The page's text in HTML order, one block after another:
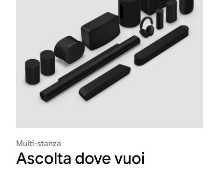
Multi-stanza
Ascolta dove vuoi